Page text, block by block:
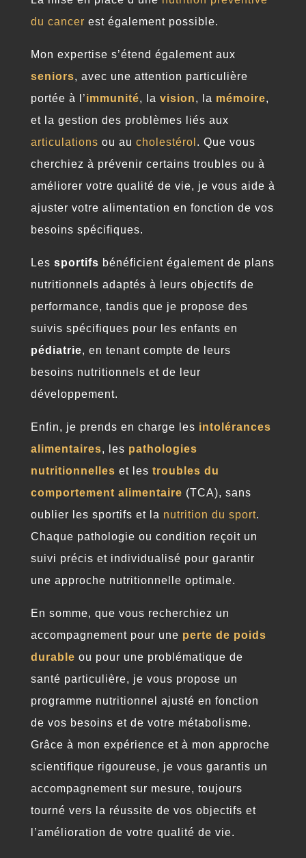
du cancer est également possible.
Mon expertise s’étend également aux
seniors, avec une attention particulière
portée à l’immunité, la vision, la mémoire,
et la gestion des problèmes liés aux
articulations ou au cholestérol . Que vous
cherchiez à prévenir certains troubles ou à
améliorer votre qualité de vie, je vous aide à
ajuster votre alimentation en fonction de vos
besoins spécifiques.
Les sportifs bénéficient également de plans
nutritionnels adaptés à leurs objectifs de
performance, tandis que je propose des
suivis spécifiques pour les enfants en
pédiatrie, en tenant compte de leurs
besoins nutritionnels et de leur
développement.
Enfin, je prends en charge les intolérances
alimentaires, les pathologies
nutritionnelles et les troubles du
comportement alimentaire (TCA), sans
oublier les sportifs et la nutrition du sport.
Chaque pathologie ou condition reçoit un
suivi précis et individualisé pour garantir
une approche nutritionnelle optimale.
En somme, que vous recherchiez un
accompagnement pour une perte de poids
durable ou pour une problématique de
santé particulière, je vous propose un
programme nutritionnel ajusté en fonction
de vos besoins et de votre métabolisme.
Grâce à mon expérience et à mon approche
scientifique rigoureuse, je vous garantis un
accompagnement sur mesure, toujours
tourné vers la réussite de vos objectifs et
l’amélioration de votre qualité de vie.